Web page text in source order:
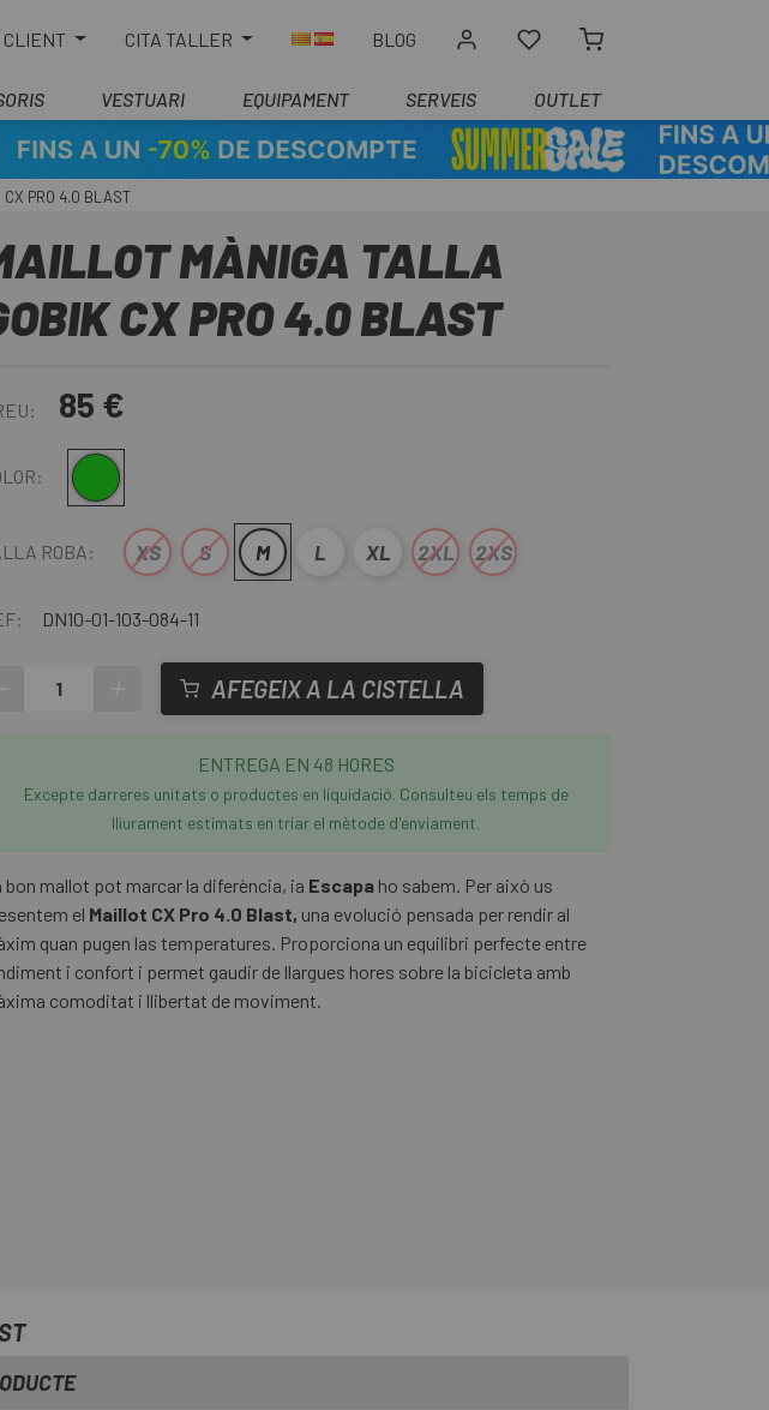
CLIENT CITA TALLER BLOG
VESTUARI EQUIPAMENT SERVEIS OUTLET
CX PRO 4.0 BLAST
MÀNIGA TALLA
CX PRO 4.0 BLAST
85 €
Verd
ROBA: XS S M L XL 2XL 2XS
DN10-01-103-084-11
AFEGEIX A LA CISTELLA
ENTREGA EN 48 HORES
Excepte darreres unitats o productes en liquidació. Consulteu els temps de
lliurament estimats en triar el mètode d'enviament.
bon mallot pot marcar la diferència, ia Escapa ho sabem. Per això us
el Maillot CX Pro 4.0 Blast, una evolució pensada per rendir al
quan pugen las temperatures. Proporciona un equilibri perfecte entre
i confort i permet gaudir de llargues hores sobre la bicicleta amb
comoditat i llibertat de moviment.